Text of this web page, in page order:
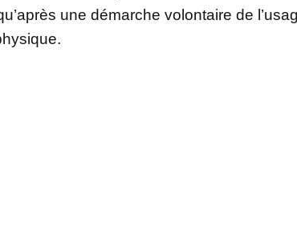
une démarche volontaire de